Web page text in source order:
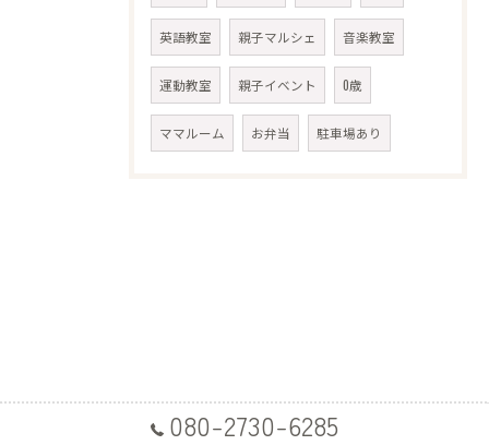
英語教室 親子マルシェ 音楽教室
運動教室 親子イベント 0歳
ママルーム お弁当 駐車場あり
080-2730-6285